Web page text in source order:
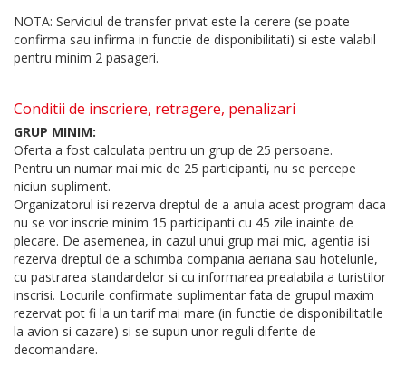
NOTA: Serviciul de transfer privat este la cerere (se poate
confirma sau infirma in functie de disponibilitati) si este valabil
pentru minim 2 pasageri.
Conditii de inscriere, retragere, penalizari
GRUP MINIM:
Oferta a fost calculata pentru un grup de 25 persoane.
Pentru un numar mai mic de 25 participanti, nu se percepe
niciun supliment.
Organizatorul isi rezerva dreptul de a anula acest program daca
nu se vor inscrie minim 15 participanti cu 45 zile inainte de
plecare. De asemenea, in cazul unui grup mai mic, agentia isi
rezerva dreptul de a schimba compania aeriana sau hotelurile,
cu pastrarea standardelor si cu informarea prealabila a turistilor
inscrisi. Locurile confirmate suplimentar fata de grupul maxim
rezervat pot fi la un tarif mai mare (in functie de disponibilitatile
la avion si cazare) si se supun unor reguli diferite de
decomandare.